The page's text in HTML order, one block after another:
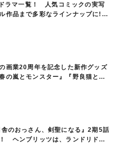
ラマ一覧！ 人気コミックの実写
作品まで多彩なラインナップに!!
画業20周年を記念した新作グッズ
の嵐とモンスター』『野良猫と
のおっさん、剣聖になる』2期5話
ヘンブリッツは、ランドリドに